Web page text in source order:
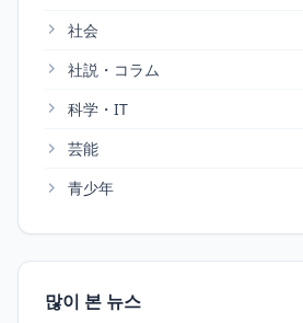
社会
社説・コラム
科学・IT
芸能
青少年
많이 본 뉴스